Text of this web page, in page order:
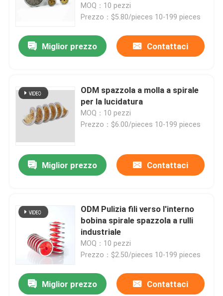
MOQ：10 pezzi
Prezzo：$5.80/pieces 10-199 pieces
Miglior prezzo Contattaci
ODM spazzola a molla a spirale
per la lucidatura
MOQ：10 pezzi
Prezzo：$6.00/pieces 10-199 pieces
Miglior prezzo Contattaci
ODM Pulizia fili verso l'interno
bobina spirale spazzola a rulli
industriale
MOQ：10 pezzi
Prezzo：$2.50/pieces 10-199 pieces
Miglior prezzo Contattaci